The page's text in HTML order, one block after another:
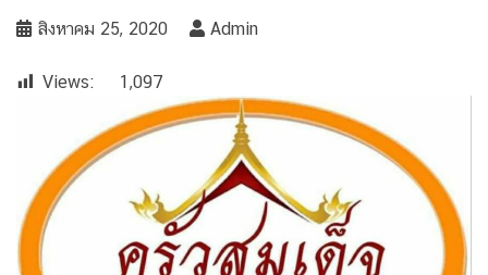
สิงหาคม 25, 2020 Admin
Views: 1,097